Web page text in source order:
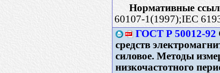
Нормативные
60107-1(1997);IEC
ГОСТ Р 50012-92
средств
силовое. Методы
низкочастотного